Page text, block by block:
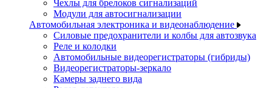
Чехлы для брелоков сигнализаций
Модули для автосигнализации
Автомобильная электроника и видеонаблюдение
Силовые предохранители и колбы для автозвука
Реле и колодки
Автомобильные видеорегистраторы (гибриды)
Видеорегистраторы-зеркало
Камеры заднего вида